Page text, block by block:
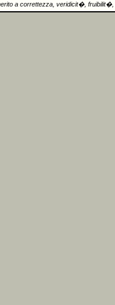
a correttezza, veridicit�,